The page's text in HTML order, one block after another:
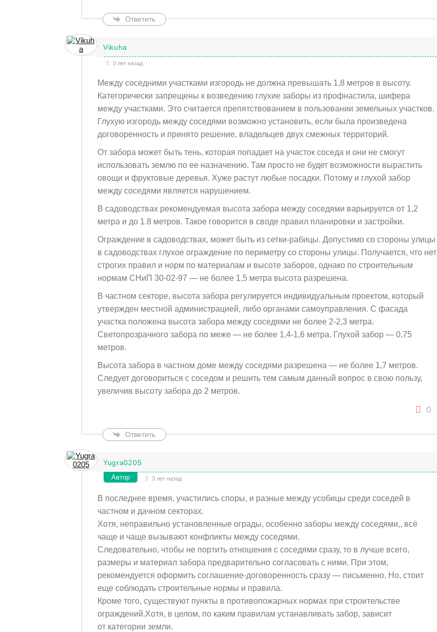
Ответить
Vikuha
3 лет назад
Между соседними участками изгородь не должна превышать 1,8 метров в высоту.
Категорически запрещены к возведению глухие заборы из профнастила, шифера
между участками. Это считается препятствованием в пользовании земельных участков.
Глухую изгородь между соседями возможно установить, если была произведена
договоренность и принято решение, владельцев двух смежных территорий.
От забора может быть тень, которая попадает на участок соседа и они не смогут
использовать землю по ее назначению. Там просто не будет возможности вырастить
овощи и фруктовые деревья. Хуже растут любые посадки. Потому и глухой забор
между соседями является нарушением.
В садоводствах рекомендуемая высота забора между соседями варьируется от 1,2
метра и до 1.8 метров. Такое говорится в своде правил планировки и застройки.
Ограждение в садоводствах, может быть из сетки-рабицы. Допустимо со стороны улицы
в садоводствах глухое ограждение по периметру со стороны улицы. Получается, что нет
строгих правил и норм по материалам и высоте заборов, однако по строительным
нормам СНиП 30-02-97 — не более 1,5 метра высота разрешена.
В частном секторе, высота забора регулируется индивидуальным проектом, который
утвержден местной администрацией, либо органами самоуправления. С фасада
участка положена высота забора между соседями не более 2-2,3 метра.
Светопрозрачного забора по меже — не более 1,4-1,6 метра. Глухой забор — 0,75
метров.
Высота забора в частном доме между соседями разрешена — не более 1,7 метров.
Следует договориться с соседом и решить тем самым данный вопрос в свою пользу,
увеличив высоту забора до 2 метров.
0
Ответить
Yugra0205
Автор 3 лет назад
В последнее время, участились споры, и разные между усобицы среди соседей в
частном и дачном секторах.
Хотя, неправильно установленные ограды, особенно заборы между соседями,, всё
чаще и чаще вызывают конфликты между соседями.
Следовательно, чтобы не портить отношения с соседями сразу, то в лучше всего,
размеры и материал забора предварительно согласовать с ними. При этом,
рекомендуется оформить соглашение-договоренность сразу — письменно. Но, стоит
еще соблюдать строительные нормы и правила.
Кроме того, существуют пункты в противопожарных нормах при строительстве
ограждений.Хотя, в целом, по каким правилам устанавливать забор, зависит
от категории земли.